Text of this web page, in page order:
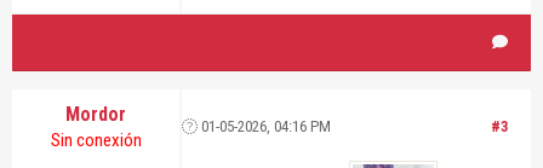
Mordor
Sin conexión
#3
01-05-2026, 04:16 PM